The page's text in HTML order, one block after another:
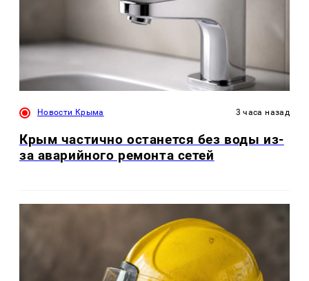
Новости Крыма 3 часа назад
Крым частично останется без воды из-
за аварийного ремонта сетей